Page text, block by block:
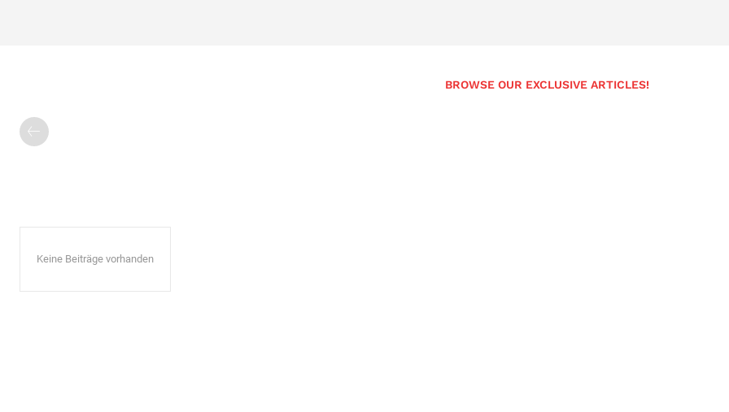
BROWSE OUR EXCLUSIVE ARTICLES!
Keine Beiträge vorhanden